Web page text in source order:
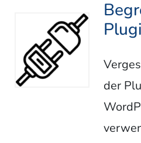
der